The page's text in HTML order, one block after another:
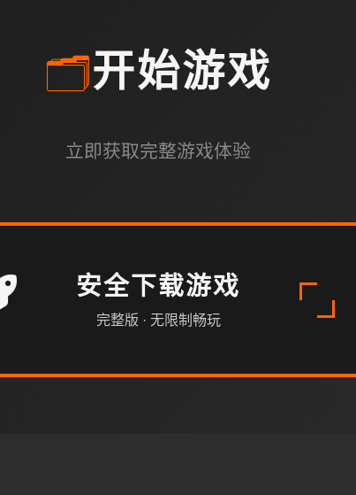
🗂️开始游戏
立即获取完整游戏体验
安全下载游戏
完整版 · 无限制畅玩